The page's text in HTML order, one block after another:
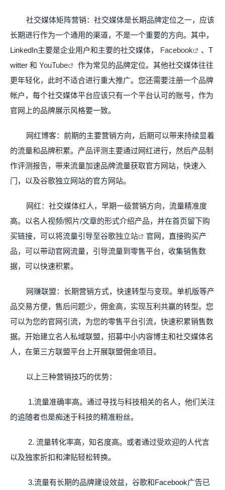
社交媒体矩阵营销：社交媒体是长期品牌定位之一，应该
长期进行作为一个通用的渠道，不是一个重要的方向。其中，
LinkedIn主要是企业用户和主要的社交媒体， Facebook 、 T
witter 和 YouTube
作为常见的品牌定位。其他社交媒体往往
更年轻化，此时不适合进行重大推广。您还需要注册一个品牌
帐户，每个社交媒体平台应该只有一个平台认可的账号，作为
官网上的品牌展示风格要一致。
网红博客：前期的主要营销方向，后期可以带来持续显着
的流量和品牌积累。产品评测主要通过网红进行，然后产品制
作评测报告，带来流量加速品牌流量获取官方网站，快速入
门，以及谷歌独立网站的官方网站。
网红：社交媒体红人，早期一级营销方向，流量精准度
高。以名人视频/照片/文章的形式介绍产品，并在首页留下购
买链接，可以将流量引导至谷歌独立站
官网，直接购买产
品，可以带动官网流量，引导流量到零售平台，收集销售数
据，可以快速积累。
网赚联盟：长期营销方式，快速转型与变现。单机版等产
品交易方便，售后问题少，佣金高，实现互利共赢的转型。您
可以为您的官网引流，为您的零售平台引流，快速积累销售数
据。开始建立名人私域联盟，招募中小内容博主和社交媒体名
人，在第三方联盟平台上开展联盟佣金项目。
以上三种营销技巧的优势：
1.流量准确率高。通过寻找与科技相关的名人，他们关注
的追随者也是痴迷于科技的精准粉丝。
2. 流量转化率高，知名度高。或者通过受欢迎的人代言
以及独家折扣和津贴轻松转换。
3.流量有长期的品牌建设效益，谷歌和Facebook广告已